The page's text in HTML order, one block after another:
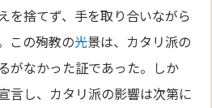
を捨てず、手を取り合いながら
この殉教の光景は、カタリ派の
がなかった証であった。しか
言し、カタリ派の影響は次第に